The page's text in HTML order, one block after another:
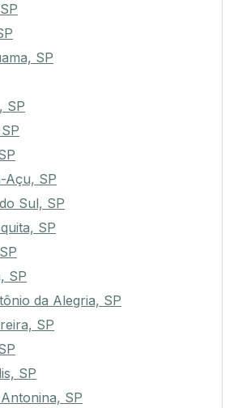
SP
SP
Açu, SP
Sul, SP
SP
SP
da Alegria, SP
SP
SP
SP